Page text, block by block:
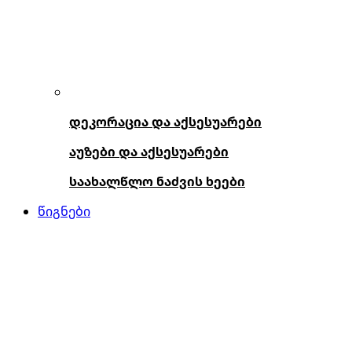
დეკორაცია და აქსესუარები
აუზები და აქსესუარები
საახალწლო ნაძვის ხეები
წიგნები